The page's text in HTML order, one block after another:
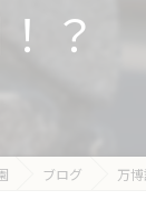
場
ック
？
ブログ 万